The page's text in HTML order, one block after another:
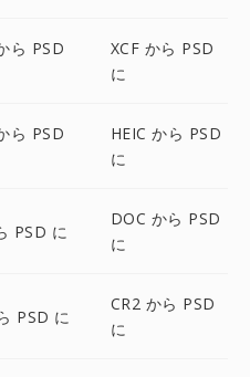
ら PSD
XCF から PSD
に
ら PSD
HEIC から PSD
に
PSD に
DOC から PSD
に
PSD に
CR2 から PSD
に